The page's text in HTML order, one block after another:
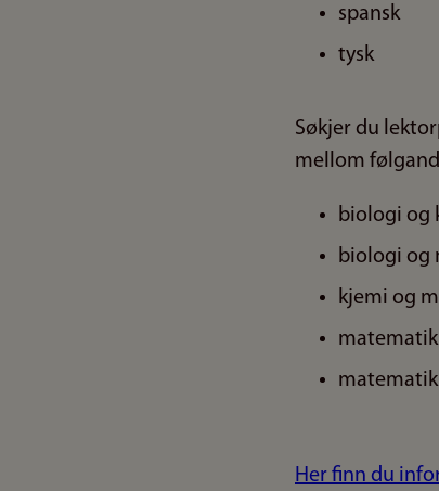
spansk
tysk
Søkjer du
mellom
biologi og
biologi og
kjemi og
Her finn du